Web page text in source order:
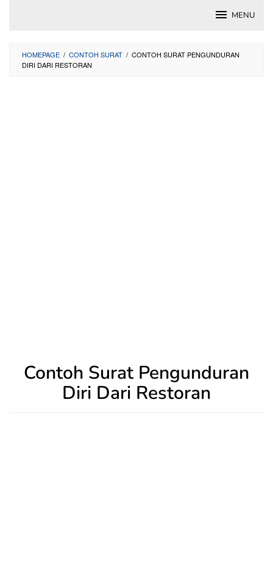
MENU
HOMEPAGE / CONTOH SURAT / CONTOH SURAT PENGUNDURAN
DIRI DARI RESTORAN
Contoh Surat Pengunduran
Diri Dari Restoran